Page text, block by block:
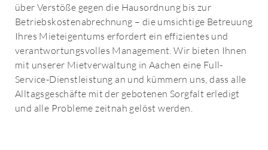
über Verstöße gegen die Hausordnung bis zur
Betriebskostenabrechnung – die umsichtige Betreuung
Ihres Mieteigentums erfordert ein effizientes und
verantwortungsvolles Management. Wir bieten Ihnen
mit unserer Mietverwaltung in Aachen eine Full-
Service-Dienstleistung an und kümmern uns, dass alle
Alltagsgeschäfte mit der gebotenen Sorgfalt erledigt
und alle Probleme zeitnah gelöst werden.